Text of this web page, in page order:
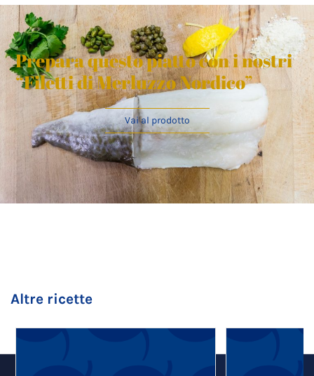
Prepara questo piatto con i nostri
“Filetti di Merluzzo Nordico”
Vai al prodotto
Altre ricette